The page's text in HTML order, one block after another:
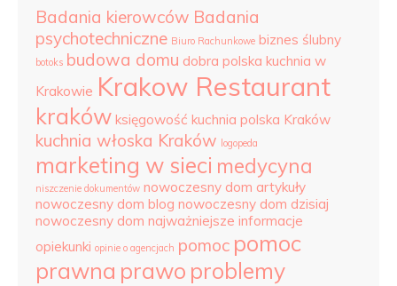
Badania kierowców Badania
psychotechniczne Biuro Rachunkowe biznes ślubny
botoks budowa domu dobra polska kuchnia w
Krakowie Krakow Restaurant
kraków księgowość kuchnia polska Kraków
kuchnia włoska Kraków logopeda
marketing w sieci medycyna
niszczenie dokumentów nowoczesny dom artykuły
nowoczesny dom blog nowoczesny dom dzisiaj
nowoczesny dom najważniejsze informacje
opiekunki opinie o agencjach pomoc pomoc
prawna prawo problemy